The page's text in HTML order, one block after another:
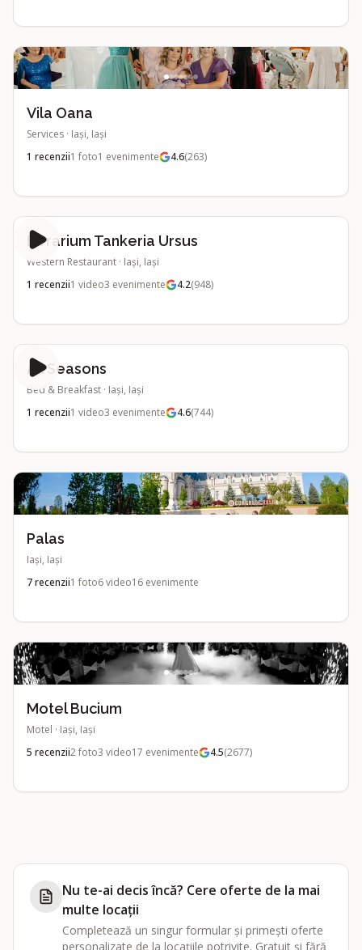
Vila Oana
Services · Iași, Iași
1 recenzii1 foto1 evenimente 4.6(263)
Berarium Tankeria Ursus
Western Restaurant · Iași, Iași
1 recenzii1 video3 evenimente 4.2(948)
All Seasons
Bed & Breakfast · Iași, Iași
1 recenzii1 video3 evenimente 4.6(744)
Palas
Iași, Iași
7recenzii1 foto6video16 evenimente
Motel Bucium
Motel · Iași, Iași
5 recenzii2foto3 video17 evenimente 4.5(2677)
Nu te-ai decis încă? Cere oferte de la mai
multe locații
Completează un singur formular și primești oferte
personalizate de la locațiile potrivite. Gratuit și fără